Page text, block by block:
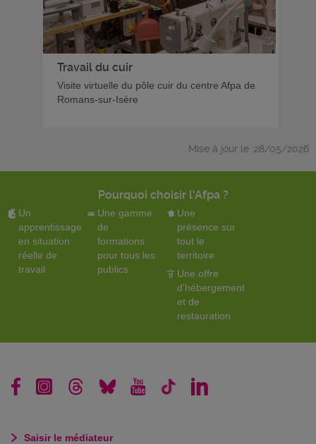
Travail du cuir
Visite virtuelle du pôle cuir du centre Afpa de
Romans-sur-Isère
Mise à jour le :28/05/2026
Pourquoi choisir l'Afpa ?
Un
apprentissage
en situation
réelle de
travail
Une gamme
de
formations
pour tous les
publics
Une
présence sur
tout le
territoire
Une offre
d'hébergement
et de
restauration
Saisir le médiateur